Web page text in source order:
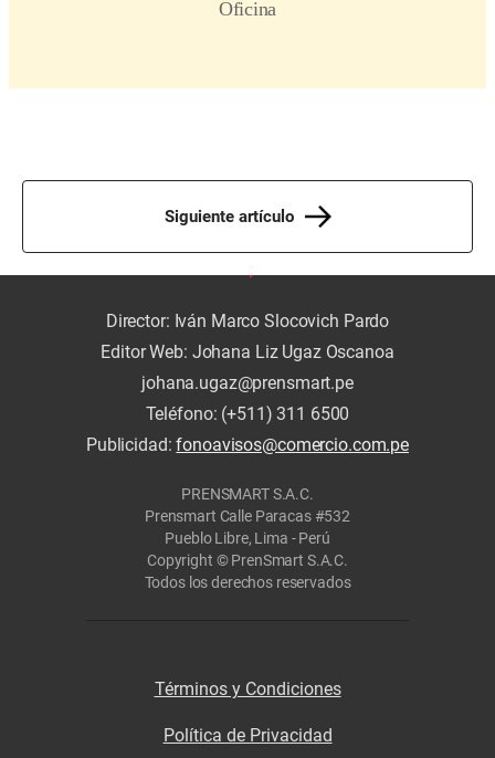
Siguiente artículo
Director: Iván Marco Slocovich Pardo
Editor Web: Johana Liz Ugaz Oscanoa
johana.ugaz@prensmart.pe
Teléfono: (+511) 311 6500
Publicidad:fonoavisos@comercio.com.pe
PRENSMART S.A.C.
Prensmart Calle Paracas #532
Pueblo Libre, Lima - Perú
Copyright © PrenSmart S.A.C.
Todos los derechos reservados
Términos y Condiciones
Política de Privacidad